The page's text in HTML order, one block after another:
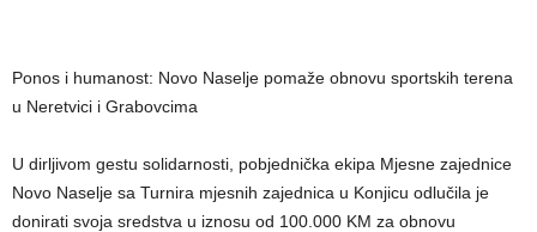
Ponos i humanost: Novo Naselje pomaže obnovu sportskih terena
u Neretvici i Grabovcima
U dirljivom gestu solidarnosti, pobjednička ekipa Mjesne zajednice
Novo Naselje sa Turnira mjesnih zajednica u Konjicu odlučila je
donirati svoja sredstva u iznosu od 100.000 KM za obnovu